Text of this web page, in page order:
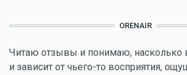
ORENAIR
Читаю отзывы и понимаю, насколько
и зависит от чьего-то восприятия,